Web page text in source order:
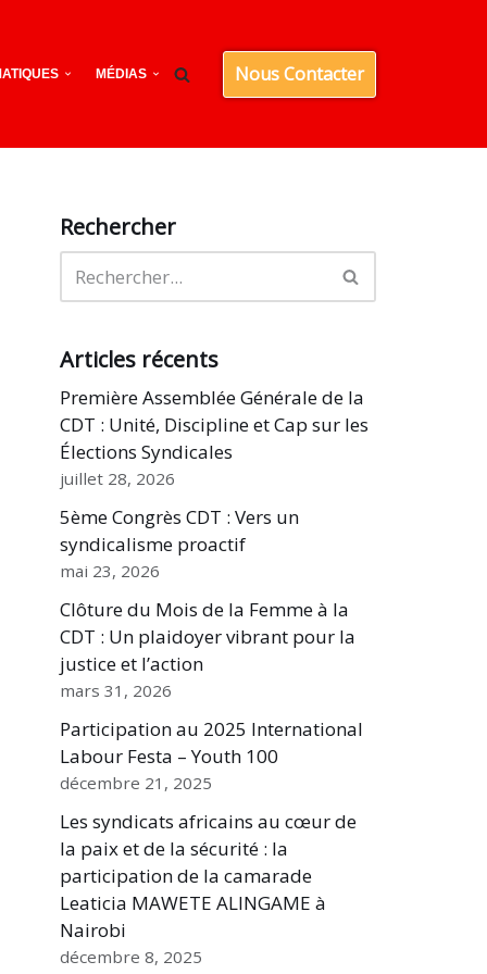
MÉDIAS Nous Contacter
Rechercher
Articles récents
Première Assemblée Générale de la
CDT : Unité, Discipline et Cap sur les
Élections Syndicales
juillet 28, 2026
5ème Congrès CDT : Vers un
syndicalisme proactif
mai 23, 2026
Clôture du Mois de la Femme à la
CDT : Un plaidoyer vibrant pour la
justice et l’action
mars 31, 2026
Participation au 2025 International
Labour Festa – Youth 100
décembre 21, 2025
Les syndicats africains au cœur de
la paix et de la sécurité : la
participation de la camarade
Leaticia MAWETE ALINGAME à
Nairobi
décembre 8, 2025